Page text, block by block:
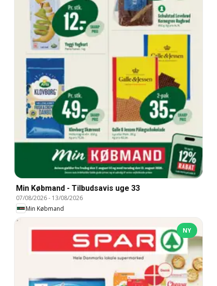
Min Købmand - Tilbudsavis uge 33
07/08/2026- 13/08/2026
Min Købmand
NY